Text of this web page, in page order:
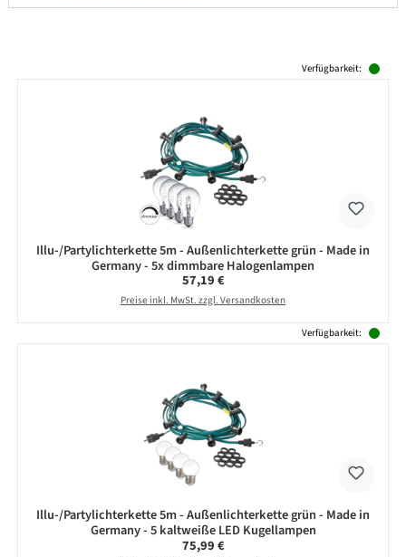
Verfügbarkeit:
Illu-/Partylichterkette 5m - Außenlichterkette grün - Made in
Germany - 5x dimmbare Halogenlampen
Regulärer Preis:
57,19 €
Preise inkl. MwSt. zzgl. Versandkosten
Verfügbarkeit:
Illu-/Partylichterkette 5m - Außenlichterkette grün - Made in
Germany - 5 kaltweiße LED Kugellampen
Regulärer Preis:
75,99 €